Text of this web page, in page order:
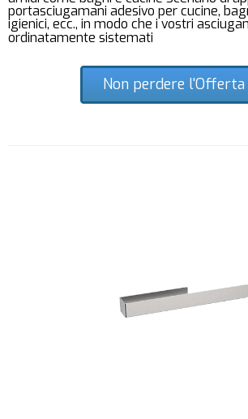
portasciugamani adesivo per cucine,
igienici, ecc., in modo che i vostri
ordinatamente sistemati
Non perdere